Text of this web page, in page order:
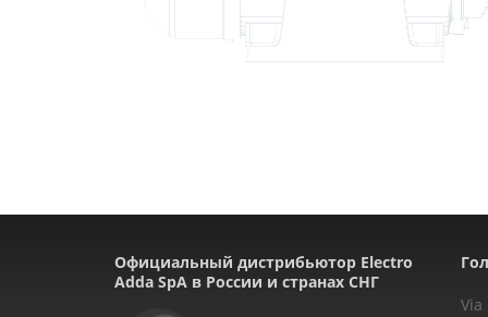
Официальный дистрибьютор Electro
Adda SpA в России и странах СНГ
Via